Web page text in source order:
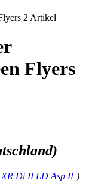
Flyers
XR Di II LD Asp IF)